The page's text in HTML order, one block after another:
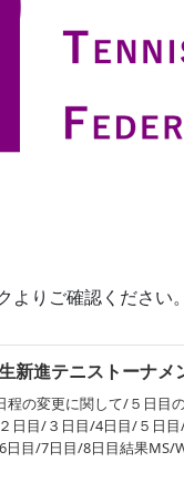
りご確認ください。
進テニストーナメ
の変更に関して/５日目
日目/３日目/4日目/５日
目/7日目/8日目結果MS/